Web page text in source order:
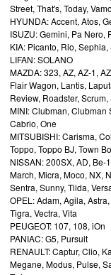
Street, That's, Today,
HYUNDA: Accent, Atos,
ISUZU: Gemini, Pa Nero,
KIA: Picanto, Rio,
LIFAN: SOLANO
MAZDA: 323, AZ, AZ-1,
Flair Wagon, Lantis,
Review, Roadster,
MINI: Clubman, Clubman
Cabrio, One
MITSUBISHI: Carisma,
Toppo, Toppo BJ, Town
NISSAN: 200SX, AD,
March, Micra, Moco, NX,
Sentra, Sunny, Tiida,
OPEL: Adam, Agila,
Tigra, Vectra, Vita
PEUGEOT: 107, 108, iOn
PANIAC: G5, Pursuit
RENAULT: Captur, Clio,
Megane, Modus, Pulse,